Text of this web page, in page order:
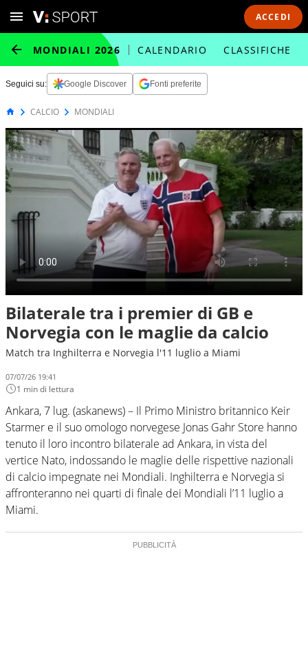
ACCEDI
MONDIALI 2026 CALENDARIO CLASSIFICHE
Seguici su: Google Discover Fonti preferite
CALCIO MONDIALI
Bilaterale tra i premier di GB e
Norvegia con le maglie da calcio
Match tra Inghilterra e Norvegia l'11 luglio a Miami
07/07/26 19:41
1 min di lettura
Ankara, 7 lug. (askanews) – Il Primo Ministro britannico Keir
Starmer e il suo omologo norvegese Jonas Gahr Store hanno
tenuto il loro incontro bilaterale ad Ankara, in vista del
vertice Nato, indossando le maglie delle rispettive nazionali
di calcio impegnate nei Mondiali. Inghilterra e Norvegia si
affronteranno nei quarti di finale dei Mondiali l’11 luglio a
Miami.